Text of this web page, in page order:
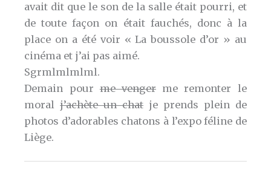
avait dit que le son de la salle était pourri, et
de toute façon on était fauchés, donc à la
place on a été voir « La boussole d’or » au
cinéma et j’ai pas aimé.
Sgrmlmlmlml.
Demain pourme venger me remonter le
moralj’achète un chat je prends plein de
photos d’adorables chatons à l’expo féline de
Liège.